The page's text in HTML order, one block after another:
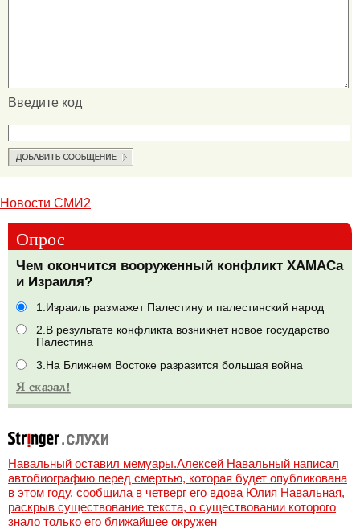
Введите код
Новости СМИ2
Опрос
Чем окончится вооруженный конфликт ХАМАСа
и Израиля?
1.Израиль размажет Палестину и палестинский народ
2.В результате конфликта возникнет новое государство
Палестина
3.На Ближнем Востоке разразится большая война
Навальный оставил мемуары.Алексей Навальный написал
автобиографию перед смертью, которая будет опубликована
в этом году, сообщила в четверг его вдова Юлия Навальная,
раскрыв существование текста, о существовании которого
знало только его ближайшее окружен